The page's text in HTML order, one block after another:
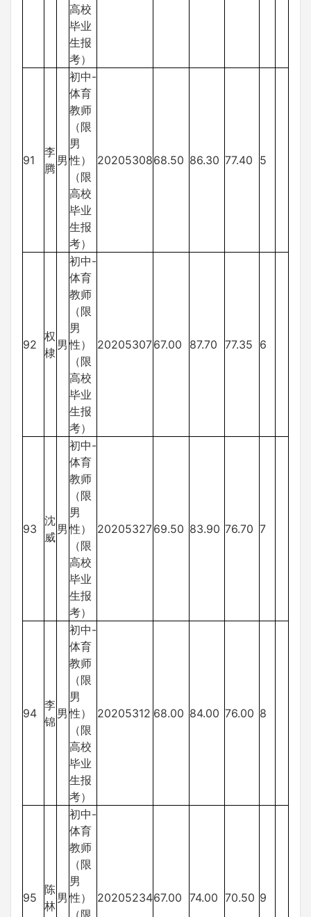
高校
毕业
生报
考）
91
李
腾
男
初中-
体育
教师
（限
男
性）
（限
高校
毕业
生报
考）
2020530868.50 86.30 77.40 5
92
权
棣
男
初中-
体育
教师
（限
男
性）
（限
高校
毕业
生报
考）
2020530767.00 87.70 77.35 6
93
沈
威
男
初中-
体育
教师
（限
男
性）
（限
高校
毕业
生报
考）
2020532769.50 83.90 76.70 7
94
李
锦
男
初中-
体育
教师
（限
男
性）
（限
高校
毕业
生报
考）
20205312 68.00 84.00 76.00 8
95
陈
林
男
初中-
体育
教师
（限
男
性）
（限
2020523467.00 74.00 70.50 9